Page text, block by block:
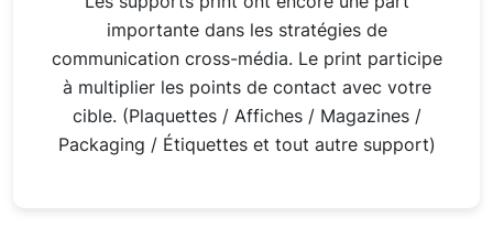
importante dans les stratégies de
communication cross-média. Le print participe
à multiplier les points de contact avec votre
cible. (Plaquettes / Affiches / Magazines /
Packaging / Étiquettes et tout autre support)